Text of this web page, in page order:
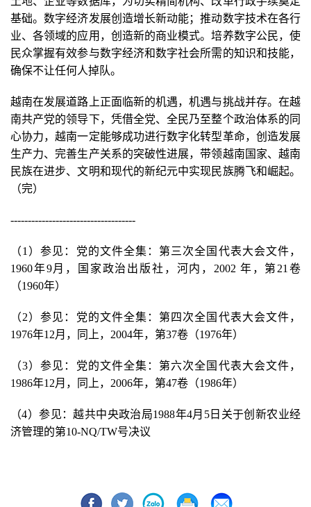
基础。数字经济发展创造增长新动能；推动数字技术在各行
业、各领域的应用，创造新的商业模式。培养数字公民，使
民众掌握有效参与数字经济和数字社会所需的知识和技能，
确保不让任何人掉队。
越南在发展道路上正面临新的机遇，机遇与挑战并存。在越
南共产党的领导下，凭借全党、全民乃至整个政治体系的同
心协力，越南一定能够成功进行数字化转型革命，创造发展
生产力、完善生产关系的突破性进展，带领越南国家、越南
民族在进步、文明和现代的新纪元中实现民族腾飞和崛起。
（完）
------------------------------------
（1）参见：党的文件全集：第三次全国代表大会文件，
1960年9月，国家政治出版社，河内，2002 年，第21卷
（1960年）
（2）参见：党的文件全集：第四次全国代表大会文件，
1976年12月，同上，2004年，第37卷（1976年）
（3）参见：党的文件全集：第六次全国代表大会文件，
1986年12月，同上，2006年，第47卷（1986年）
（4）参见：越共中央政治局1988年4月5日关于创新农业经
济管理的第10-NQ/TW号决议